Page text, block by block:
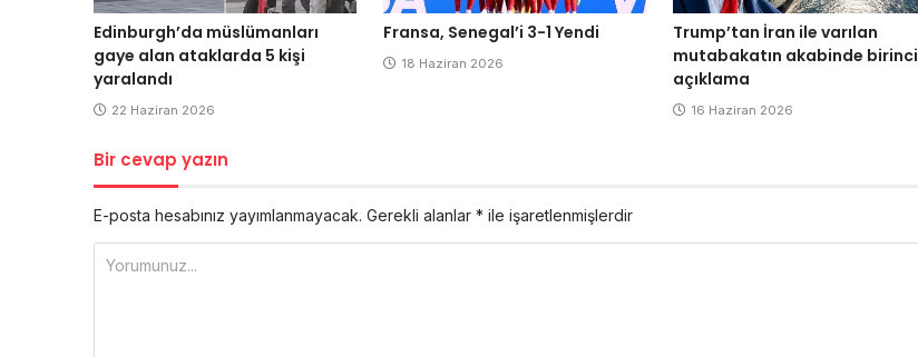
Edinburgh’da müslümanları
gaye alan ataklarda 5 kişi
yaralandı
22 Haziran 2026
Fransa, Senegal’i 3-1 Yendi
18 Haziran 2026
Trump’tan İran ile varılan
mutabakatın akabinde birinci
açıklama
16 Haziran 2026
Bir cevap yazın
E-posta hesabınız yayımlanmayacak. Gerekli alanlar * ile işaretlenmişlerdir